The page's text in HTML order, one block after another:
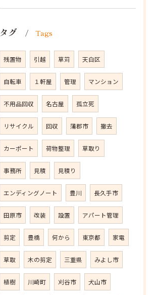
タグ Tags
残置物 引越 草苅 天白区
自転車 １軒屋 管理 マンション
不用品回収 名古屋 孤立死
リサイクル 回収 蒲郡市 撤去
カーポート 荷物整理 草取り
事務所 見積 見積り
エンディングノート 豊川 長久手市
田原市 改装 設置 アパート管理
剪定 豊橋 何から 東京都 家電
草取 木の剪定 三重県 みよし市
植樹 川崎町 刈谷市 犬山市